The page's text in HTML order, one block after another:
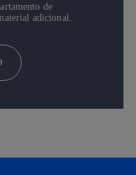
de
adicional.